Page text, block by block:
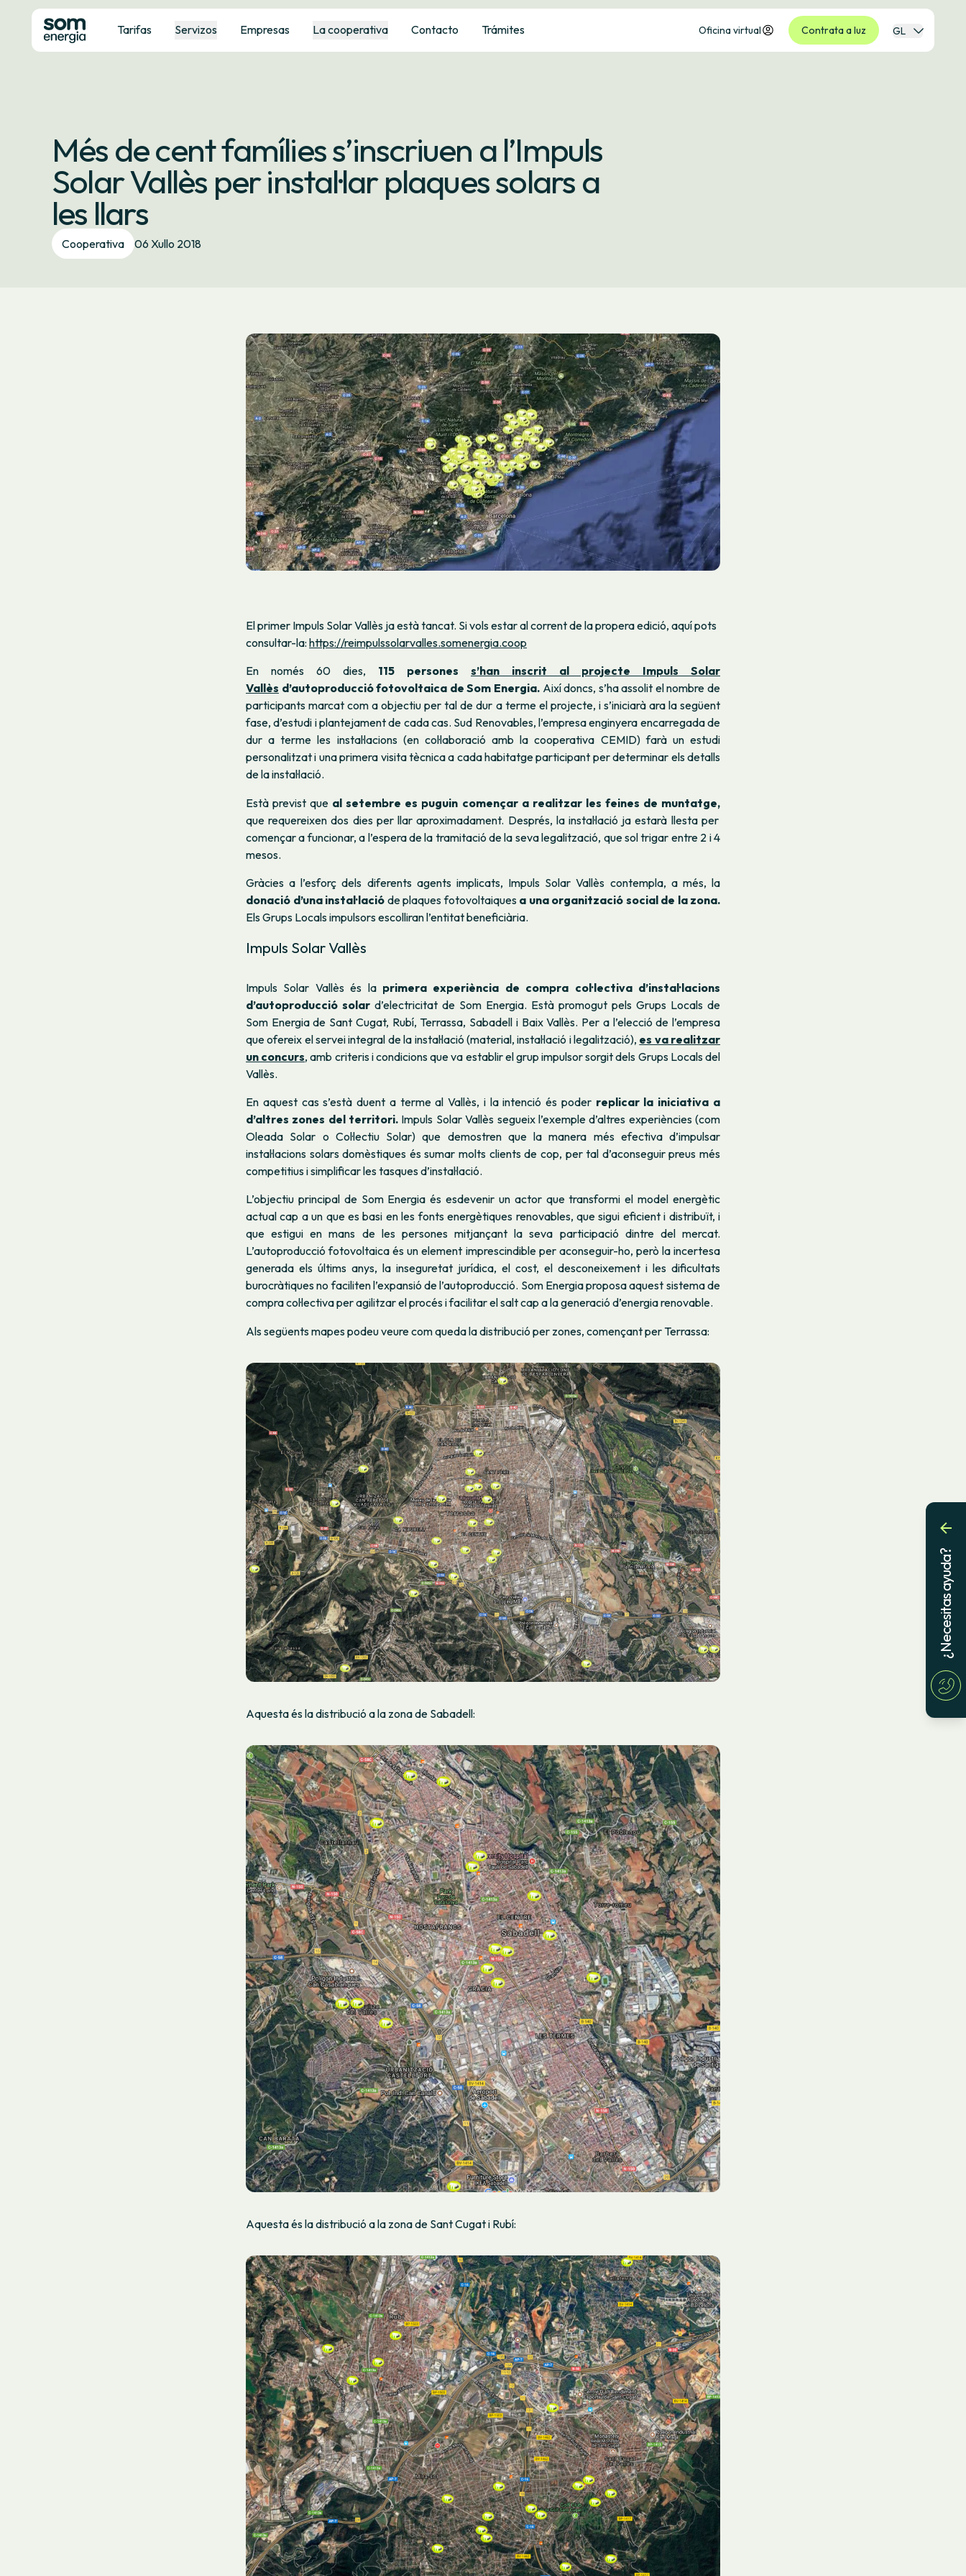
Tarifas Servizos Empresas La cooperativa Contacto Trámites Oficina virtual Contrata a luz GL
Més de cent famílies s’inscriuen a l’Impuls
Solar Vallès per instal·lar plaques solars a
les llars
Cooperativa 06 Xullo 2018
El primer Impuls Solar Vallès ja està tancat. Si vols estar al corrent de la propera edició, aquí pots
consultar-la: https://reimpulssolarvalles.somenergia.coop
En només 60 dies, 115 persones s’han inscrit al projecte Impuls Solar
Vallès d’autoproducció fotovoltaica de Som Energia.Així doncs, s’ha assolit el nombre de
participants marcat com a objectiu per tal de dur a terme el projecte, i s’iniciarà ara la següent
fase, d’estudi i plantejament de cada cas. Sud Renovables, l’empresa enginyera encarregada de
dur a terme les instal·lacions (en col·laboració amb la cooperativa CEMID) farà un estudi
personalitzat i una primera visita tècnica a cada habitatge participant per determinar els detalls
de la instal·lació.
Està previst que al setembre es puguin començar a realitzar les feines de muntatge,
que requereixen dos dies per llar aproximadament. Després, la instal·lació ja estarà llesta per
començar a funcionar, a l’espera de la tramitació de la seva legalització, que sol trigar entre 2 i 4
mesos.
Gràcies a l’esforç dels diferents agents implicats, Impuls Solar Vallès contempla, a més, la
donació d’una instal·lació de plaques fotovoltaiques a una organització social de la zona.
Els Grups Locals impulsors escolliran l’entitat beneficiària.
Impuls Solar Vallès
Impuls Solar Vallès és la primera experiència de compra col·lectiva d’instal·lacions
d’autoproducció solar d’electricitat de Som Energia. Està promogut pels Grups Locals de
Som Energia de Sant Cugat, Rubí, Terrassa, Sabadell i Baix Vallès. Per a l’elecció de l’empresa
que ofereix el servei integral de la instal·lació (material, instal·lació i legalització), es va realitzar
un concurs, amb criteris i condicions que va establir el grup impulsor sorgit dels Grups Locals del
Vallès.
En aquest cas s’està duent a terme al Vallès, i la intenció és poder replicar la iniciativa a
d’altres zones del territori. Impuls Solar Vallès segueix l’exemple d’altres experiències (com
Oleada Solar o Col·lectiu Solar) que demostren que la manera més efectiva d’impulsar
instal·lacions solars domèstiques és sumar molts clients de cop, per tal d’aconseguir preus més
competitius i simplificar les tasques d’instal·lació.
L’objectiu principal de Som Energia és esdevenir un actor que transformi el model energètic
actual cap a un que es basi en les fonts energètiques renovables, que sigui eficient i distribuït, i
que estigui en mans de les persones mitjançant la seva participació dintre del mercat.
L’autoproducció fotovoltaica és un element imprescindible per aconseguir-ho, però la incertesa
generada els últims anys, la inseguretat jurídica, el cost, el desconeixement i les dificultats
burocràtiques no faciliten l’expansió de l’autoproducció. Som Energia proposa aquest sistema de
compra col·lectiva per agilitzar el procés i facilitar el salt cap a la generació d’energia renovable.
Als següents mapes podeu veure com queda la distribució per zones, començant per Terrassa:
Aquesta és la distribució a la zona de Sabadell:
Aquesta és la distribució a la zona de Sant Cugat i Rubí:
¿Necesitas ayuda?